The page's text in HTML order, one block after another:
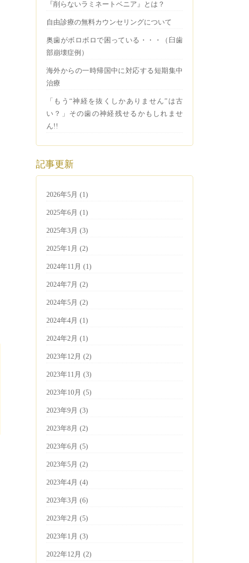
『削らないラミネートベニア』とは？
自由診療の無料カウンセリングについて
奥歯がボロボロで困っている・・・（臼歯
部崩壊症例）
海外からの一時帰国中に対応する短期集中
治療
「もう“神経を抜くしかありません”は古
い？」その歯の神経残せるかもしれませ
ん!!
記事更新
2026年5月 (1)
2025年6月 (1)
2025年3月 (3)
2025年1月 (2)
2024年11月 (1)
2024年7月 (2)
2024年5月 (2)
2024年4月 (1)
2024年2月 (1)
2023年12月 (2)
2023年11月 (3)
2023年10月 (5)
2023年9月 (3)
2023年8月 (2)
2023年6月 (5)
2023年5月 (2)
2023年4月 (4)
2023年3月 (6)
2023年2月 (5)
2023年1月 (3)
2022年12月 (2)